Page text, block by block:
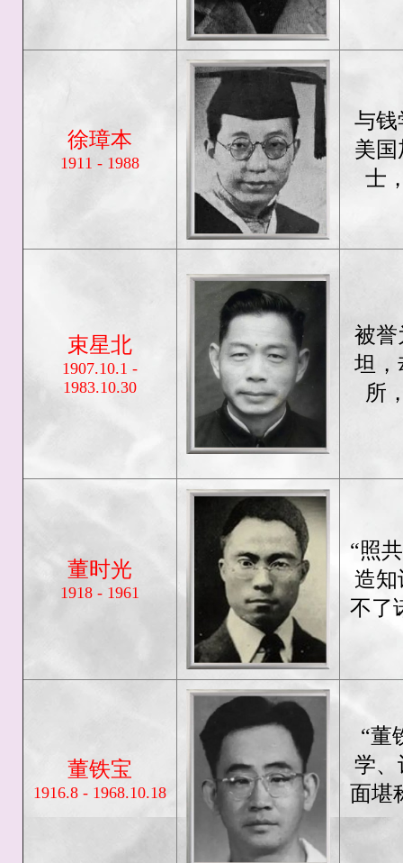
徐璋本
1911 - 1988
与钱
美
士
束星北
1907.10.1 -
1983.10.30
被誉
坦，
所
董时光
1918 - 1961
“照
造知
不了
董铁宝
1916.8 - 1968.10.18
“董
学、
面堪